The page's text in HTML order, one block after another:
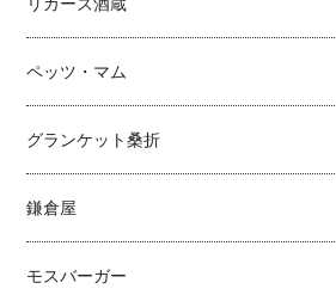
リカーズ酒蔵
ペッツ・マム
グランケット桑折
鎌倉屋
モスバーガー